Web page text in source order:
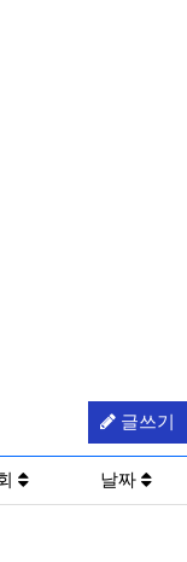
글쓰기
날짜